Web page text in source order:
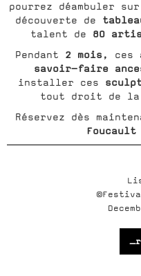
pourrez déambuler
découverte de
talent de
80
Pendant 2 mois, ces
savoir-faire
installer ces
tout droit de la
Réservez dès
Foucault